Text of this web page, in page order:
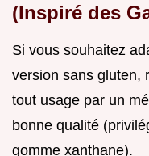
(Inspiré des
Si vous souhaitez
version sans gluten,
tout usage par un
bonne qualité
gomme xanthane).